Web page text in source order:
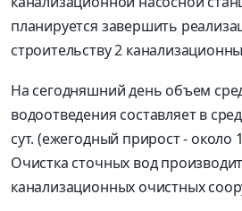
планируется завершить
строительству 2
На сегодняшний день объем
водоотведения составляет в
сут. (ежегодный прирост - около
Очистка сточных вод
канализационных очистных